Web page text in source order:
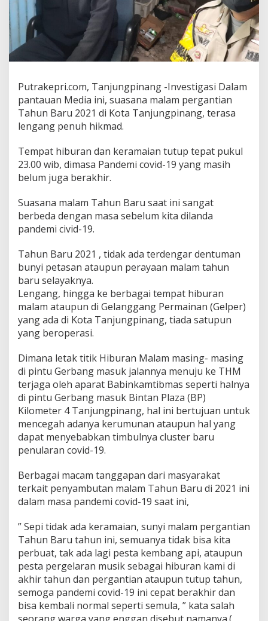
a
n
g
H
i
k
a
d
S
a
u
t
M
a
m
T
u
n
r
u
2
Putrakepri.com, Tanjungpinang -Investigasi Dalam
pantauan Media ini, suasana malam pergantian
Tahun Baru 2021 di Kota Tanjungpinang, terasa
lengang penuh hikmad.
Tempat hiburan dan keramaian tutup tepat pukul
23.00 wib, dimasa Pandemi covid-19 yang masih
belum juga berakhir.
Suasana malam Tahun Baru saat ini sangat
berbeda dengan masa sebelum kita dilanda
pandemi civid-19.
Tahun Baru 2021 , tidak ada terdengar dentuman
bunyi petasan ataupun perayaan malam tahun
baru selayaknya.
Lengang, hingga ke berbagai tempat hiburan
malam ataupun di Gelanggang Permainan (Gelper)
yang ada di Kota Tanjungpinang, tiada satupun
yang beroperasi.
Dimana letak titik Hiburan Malam masing- masing
di pintu Gerbang masuk jalannya menuju ke THM
terjaga oleh aparat Babinkamtibmas seperti halnya
di pintu Gerbang masuk Bintan Plaza (BP)
Kilometer 4 Tanjungpinang, hal ini bertujuan untuk
mencegah adanya kerumunan ataupun hal yang
dapat menyebabkan timbulnya cluster baru
penularan covid-19.
Berbagai macam tanggapan dari masyarakat
terkait penyambutan malam Tahun Baru di 2021 ini
dalam masa pandemi covid-19 saat ini,
” Sepi tidak ada keramaian, sunyi malam pergantian
Tahun Baru tahun ini, semuanya tidak bisa kita
perbuat, tak ada lagi pesta kembang api, ataupun
pesta pergelaran musik sebagai hiburan kami di
akhir tahun dan pergantian ataupun tutup tahun,
semoga pandemi covid-19 ini cepat berakhir dan
bisa kembali normal seperti semula, ” kata salah
seorang warga yang enggan disebut namanya.(